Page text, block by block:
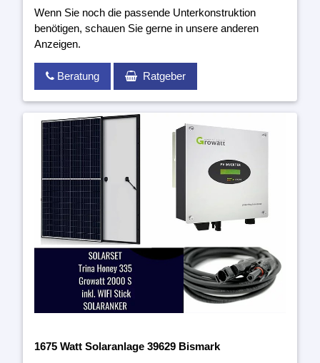
Wenn Sie noch die passende Unterkonstruktion
benötigen, schauen Sie gerne in unsere anderen
Anzeigen.
Beratung Ratgeber
1675 Watt Solaranlage 39629 Bismark